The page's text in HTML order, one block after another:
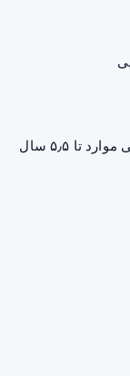
میانه‌ی مدت پیگیری بیماران ۲٫۳ سال و در برخی موارد تا ۵٫۵ سال